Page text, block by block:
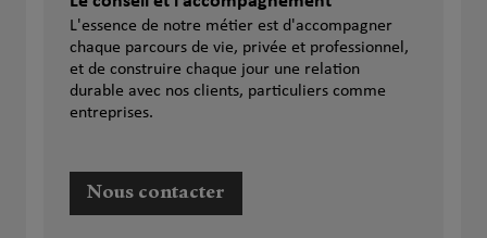
L'essence de notre métier est d'accompagner
chaque parcours de vie, privée et professionnel,
et de construire chaque jour une relation
durable avec nos clients, particuliers comme
entreprises.
Nous contacter